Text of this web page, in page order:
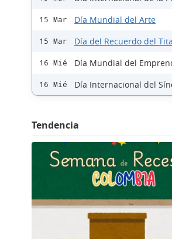
15 Mar Día Mundial del Arte
15 Mar Día del Recuerdo del
16 Mié Día Mundial del
16 Mié Día Internacional del
Tendencia